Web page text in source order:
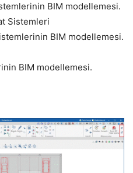
BIM modellemesi.
Sistemleri
BIM modellemesi.
BIM modellemesi.